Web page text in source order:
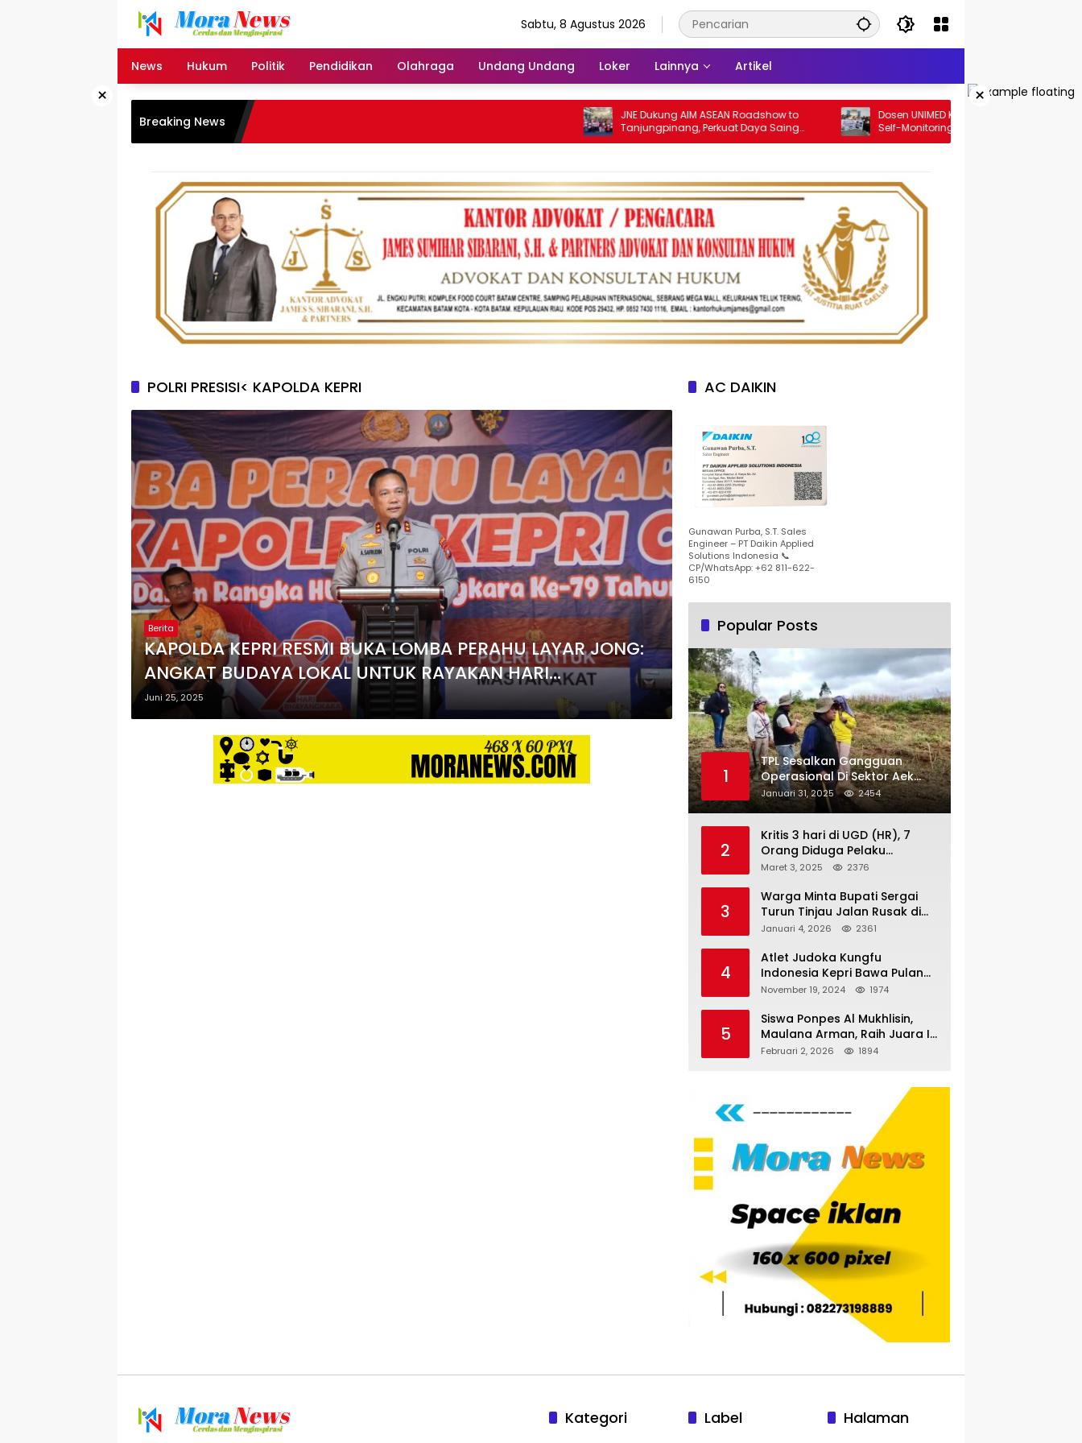
Sabtu, 8 Agustus 2026
News Hukum Politik Pendidikan Olahraga Undang Undang Loker Lainnya Artikel
× ×
Breaking News
JNE Dukung AIM ASEAN Roadshow to
Tanjungpinang, Perkuat Daya Saing
UMKM melalui Pemanfaatan Teknologi AI
Dosen UNIMED Kembangkan Scoliosis
Self-Monitoring Kit untuk Dukung
Pemantauan Mandiri Pasien Scoliosis
POLRI PRESISI< KAPOLDA KEPRI
Berita
KAPOLDA KEPRI RESMI BUKA LOMBA PERAHU LAYAR JONG:
ANGKAT BUDAYA LOKAL UNTUK RAYAKAN HARI
BHAYANGKARA KE-79
Juni 25, 2025
AC DAIKIN
Gunawan Purba, S.T. Sales
Engineer – PT Daikin Applied
Solutions Indonesia 📞
CP/WhatsApp: +62 811-622-
6150
Popular Posts
1
TPL Sesalkan Gangguan
Operasional Di Sektor Aek
Nauli
Januari 31, 2025 2454
2
Kritis 3 hari di UGD (HR), 7
Orang Diduga Pelaku
Pengeroyokan di Lift KTV
Kantor Hukum JAP
Pertanyakan Kinerja Polresta
Tanjungpinang
Maret 3, 2025 2376
3
Warga Minta Bupati Sergai
Turun Tinjau Jalan Rusak di
Dusun 4 Desa Sei Periuk
Januari 4, 2026 2361
4
Atlet Judoka Kungfu
Indonesia Kepri Bawa Pulang
11 Medali Pra Fornas bogor, 3
November 19, 2024 1974
5
Siswa Ponpes Al Mukhlisin,
Maulana Arman, Raih Juara I
Taekwondo Junior Putra di
Februari 2, 2026 1894
Kategori Label Halaman